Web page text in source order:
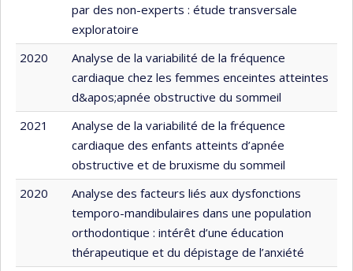
par des non-experts : étude transversale
exploratoire
2020
Analyse de la variabilité de la fréquence
cardiaque chez les femmes enceintes atteintes
d&apos;apnée obstructive du sommeil
2021
Analyse de la variabilité de la fréquence
cardiaque des enfants atteints d’apnée
obstructive et de bruxisme du sommeil
2020
Analyse des facteurs liés aux dysfonctions
temporo-mandibulaires dans une population
orthodontique : intérêt d’une éducation
thérapeutique et du dépistage de l’anxiété